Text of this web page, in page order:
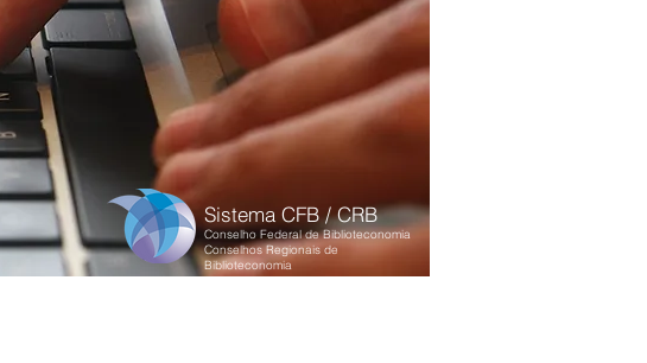
Sistema CFB / CRB
Conselho Federal de Biblioteconomia
Conselhos Regionais de
Biblioteconomia